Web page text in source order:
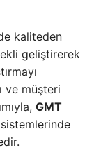
kaliteden
geliştirerek
ve müşteri
GMT